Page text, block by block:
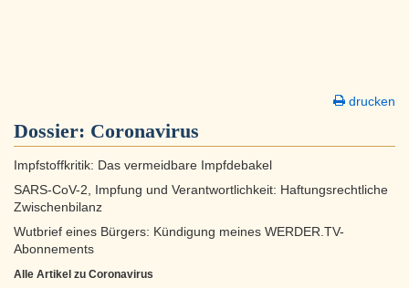
drucken
Dossier: Coronavirus
Impfstoffkritik: Das vermeidbare Impfdebakel
SARS-CoV-2, Impfung und Verantwortlichkeit: Haftungsrechtliche
Zwischenbilanz
Wutbrief eines Bürgers: Kündigung meines WERDER.TV-
Abonnements
Alle Artikel zu Coronavirus